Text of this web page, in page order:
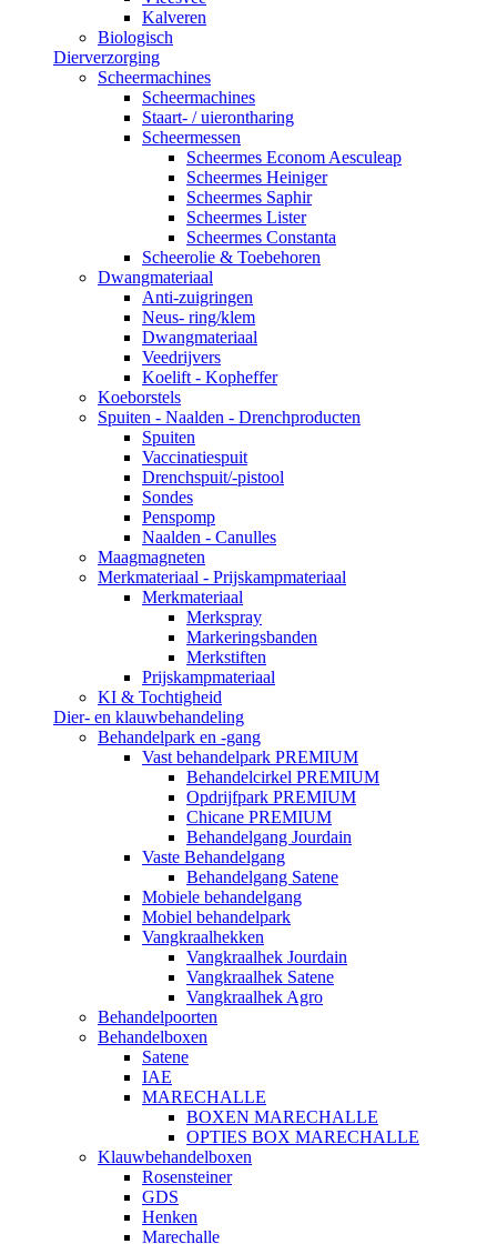
Kalveren
Biologisch
Dierverzorging
Scheermachines
Scheermachines
Staart- / uierontharing
Scheermessen
Scheermes Econom Aesculeap
Scheermes Heiniger
Scheermes Saphir
Scheermes Lister
Scheermes Constanta
Scheerolie & Toebehoren
Dwangmateriaal
Anti-zuigringen
Neus- ring/klem
Dwangmateriaal
Veedrijvers
Koelift - Kopheffer
Koeborstels
Spuiten - Naalden - Drenchproducten
Spuiten
Vaccinatiespuit
Drenchspuit/-pistool
Sondes
Penspomp
Naalden - Canulles
Maagmagneten
Merkmateriaal - Prijskampmateriaal
Merkmateriaal
Merkspray
Markeringsbanden
Merkstiften
Prijskampmateriaal
KI & Tochtigheid
Dier- en klauwbehandeling
Behandelpark en -gang
Vast behandelpark PREMIUM
Behandelcirkel PREMIUM
Opdrijfpark PREMIUM
Chicane PREMIUM
Behandelgang Jourdain
Vaste Behandelgang
Behandelgang Satene
Mobiele behandelgang
Mobiel behandelpark
Vangkraalhekken
Vangkraalhek Jourdain
Vangkraalhek Satene
Vangkraalhek Agro
Behandelpoorten
Behandelboxen
Satene
IAE
MARECHALLE
BOXEN MARECHALLE
OPTIES BOX MARECHALLE
Klauwbehandelboxen
Rosensteiner
GDS
Henken
Marechalle